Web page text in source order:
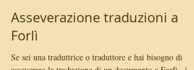
10 ott 2023
Tempo di lettura: 3 min
Asseverazione traduzioni a
Forlì